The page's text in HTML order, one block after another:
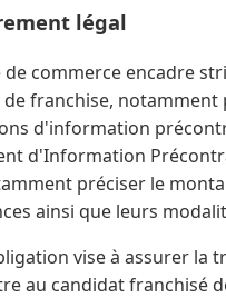
légal
de commerce encadre
franchise, notamment
d'information
d'Information
préciser le
ainsi que leurs
vise à assurer la
au candidat franchisé